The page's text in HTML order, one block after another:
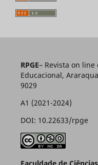
RPGE– Revista on line
Educacional,
9029
A1 (2021-2024)
DOI: 10.22633/rpge
Faculdade de